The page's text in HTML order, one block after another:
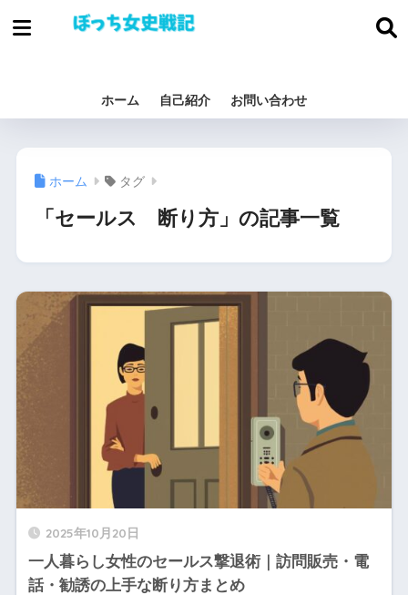
ホーム 自己紹介 お問い合わせ
ホーム タグ
「セールス 断り方」の記事一覧
2025年10月20日
一人暮らし女性のセールス撃退術｜訪問販売・電
話・勧誘の上手な断り方まとめ